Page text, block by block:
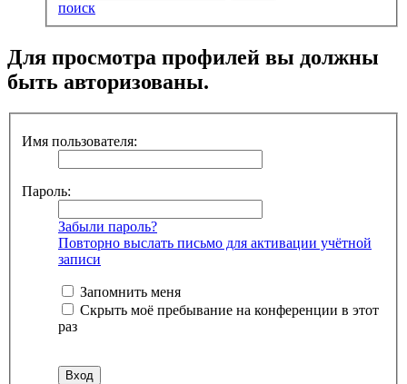
поиск
Для просмотра профилей вы должны
быть авторизованы.
Имя пользователя:
Пароль:
Забыли пароль?
Повторно выслать письмо для активации учётной
записи
Запомнить меня
Скрыть моё пребывание на конференции в этот
раз